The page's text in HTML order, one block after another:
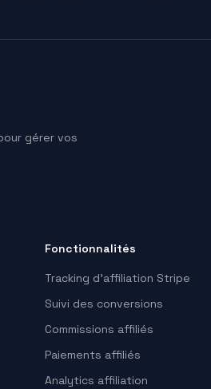
gérer vos
Fonctionnalités
Tracking d’affiliation Stripe
Suivi des conversions
Commissions affiliés
Paiements affiliés
Analytics affiliation